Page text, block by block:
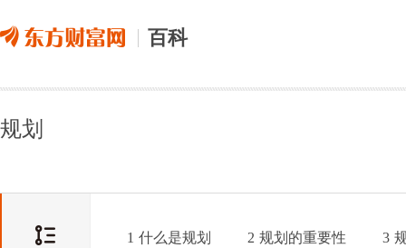
百科
规划
1 什么是规划 2 规划的重要性 3